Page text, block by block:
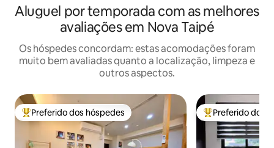
Aluguel por temporada com as melhores
avaliações em Nova Taipé
Os hóspedes concordam: estas acomodações foram
muito bem avaliadas quanto a localização, limpeza e
outros aspectos.
Entre os melhores preferidos dos hóspedes
Preferido dos hóspedes Entre os
Preferido dos